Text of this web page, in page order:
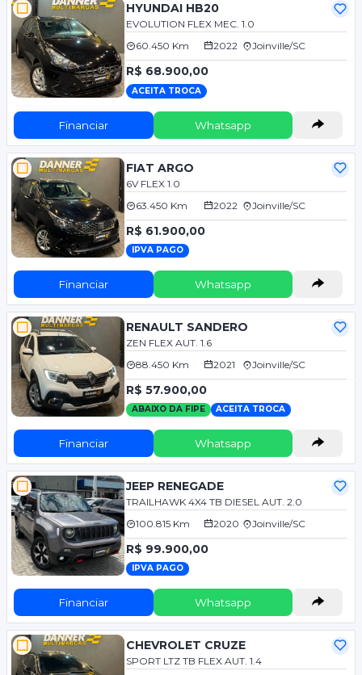
HYUNDAI HB20
EVOLUTION FLEX MEC. 1.0
60.450 Km
2022 Joinville/SC
R$ 68.900,00
ACEITA TROCA
Financiar Whatsapp
FIAT ARGO
6V FLEX 1.0
63.450 Km
2022 Joinville/SC
R$ 61.900,00
IPVA PAGO
Financiar Whatsapp
RENAULT SANDERO
ZEN FLEX AUT. 1.6
88.450 Km
2021 Joinville/SC
R$ 57.900,00
ABAIXO DA FIPE ACEITA TROCA
Financiar Whatsapp
JEEP RENEGADE
TRAILHAWK 4X4 TB DIESEL AUT. 2.0
100.815 Km
2020 Joinville/SC
R$ 99.900,00
IPVA PAGO
Financiar Whatsapp
CHEVROLET CRUZE
SPORT LTZ TB FLEX AUT. 1.4